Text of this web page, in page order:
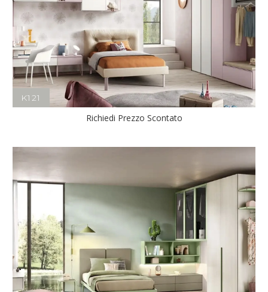
K121
Richiedi Prezzo Scontato